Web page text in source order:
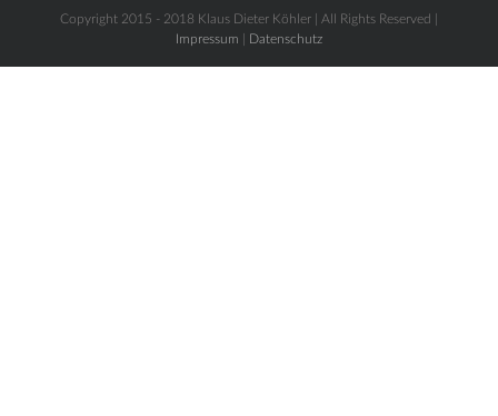
Copyright 2015 - 2018 Klaus Dieter Köhler | All Rights Reserved |
Impressum
Datenschutz